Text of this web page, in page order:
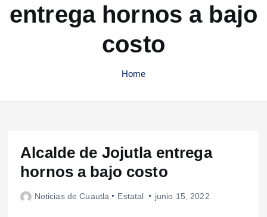
entrega hornos a bajo
costo
Home
Alcalde de Jojutla entrega
hornos a bajo costo
Noticias de Cuautla Estatal junio 15, 2022